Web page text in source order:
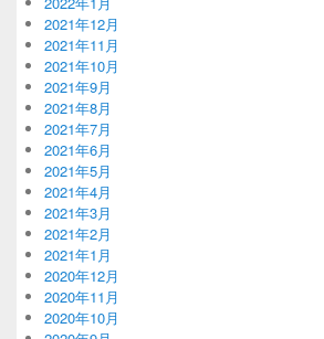
2021年12月
2021年11月
2021年10月
2021年9月
2021年8月
2021年7月
2021年6月
2021年5月
2021年4月
2021年3月
2021年2月
2021年1月
2020年12月
2020年11月
2020年10月